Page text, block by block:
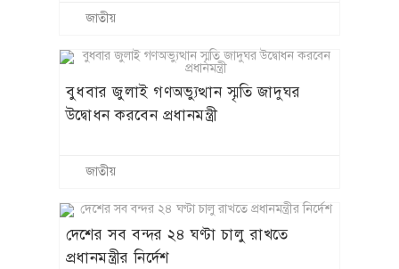
জাতীয়
বুধবার জুলাই গণঅভ্যুত্থান স্মৃতি জাদুঘর
উদ্বোধন করবেন প্রধানমন্ত্রী
জাতীয়
দেশের সব বন্দর ২৪ ঘণ্টা চালু রাখতে
প্রধানমন্ত্রীর নির্দেশ